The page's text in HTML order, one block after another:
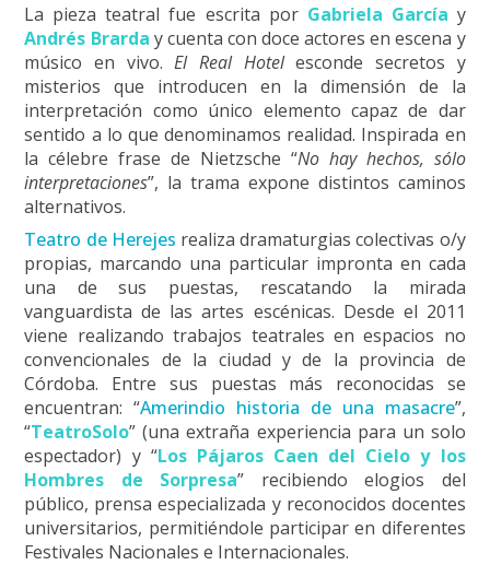
La pieza teatral fue escrita por Gabriela García y
Andrés Brarda y cuenta con doce actores en escena y
músico en vivo.El Real Hotelesconde secretos y
misterios que introducen en la dimensión de la
interpretación como único elemento capaz de dar
sentido a lo que denominamos realidad. Inspirada en
la célebre frase de Nietzsche “No hay hechos, sólo
interpretaciones”, la trama expone distintos caminos
alternativos.
Teatro de Herejes realiza dramaturgias colectivas o/y
propias, marcando una particular impronta en cada
una de sus puestas, rescatando la mirada
vanguardista de las artes escénicas. Desde el 2011
viene realizando trabajos teatrales en espacios no
convencionales de la ciudad y de la provincia de
Córdoba. Entre sus puestas más reconocidas se
encuentran: “Amerindio historia de una masacre”,
“TeatroSolo” (una extraña experiencia para un solo
espectador) y “Los Pájaros Caen del Cielo y los
Hombres de Sorpresa” recibiendo elogios del
público, prensa especializada y reconocidos docentes
universitarios, permitiéndole participar en diferentes
Festivales Nacionales e Internacionales.